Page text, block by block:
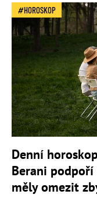
HOROSKOP
Denní
Berani podpoří
měly omezit